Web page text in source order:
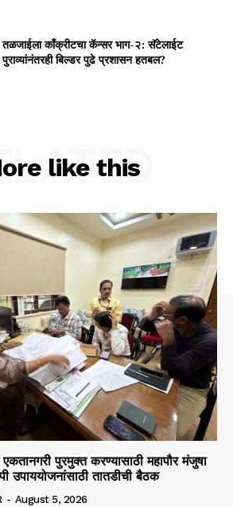
तळजाईला कॉंक्रीटचा कॅन्सर भाग-२: सॅटेलाईट
पुराव्यांनंतरही बिल्डर पुढे प्रशासन हतबल?
like this
पुरमुक्त करण्यासाठी महापौर मंजुषा
उपाययोजनांसाठी तातडीची बैठक
- August 5, 2026